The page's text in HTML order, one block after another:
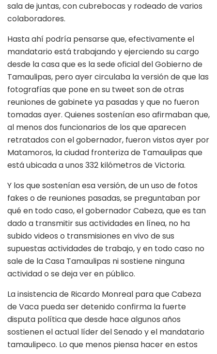
sala de juntas, con cubrebocas y rodeado de varios
colaboradores.
Hasta ahí podría pensarse que, efectivamente el
mandatario está trabajando y ejerciendo su cargo
desde la casa que es la sede oficial del Gobierno de
Tamaulipas, pero ayer circulaba la versión de que las
fotografías que pone en su tweet son de otras
reuniones de gabinete ya pasadas y que no fueron
tomadas ayer. Quienes sostenían eso afirmaban que,
al menos dos funcionarios de los que aparecen
retratados con el gobernador, fueron vistos ayer por
Matamoros, la ciudad fronteriza de Tamaulipas que
está ubicada a unos 332 kilómetros de Victoria.
Y los que sostenían esa versión, de un uso de fotos
fakes o de reuniones pasadas, se preguntaban por
qué en todo caso, el gobernador Cabeza, que es tan
dado a transmitir sus actividades en línea, no ha
subido videos o transmisiones en vivo de sus
supuestas actividades de trabajo, y en todo caso no
sale de la Casa Tamaulipas ni sostiene ninguna
actividad o se deja ver en público.
La insistencia de Ricardo Monreal para que Cabeza
de Vaca pueda ser detenido confirma la fuerte
disputa política que desde hace algunos años
sostienen el actual líder del Senado y el mandatario
tamaulipeco. Lo que menos piensa hacer en estos